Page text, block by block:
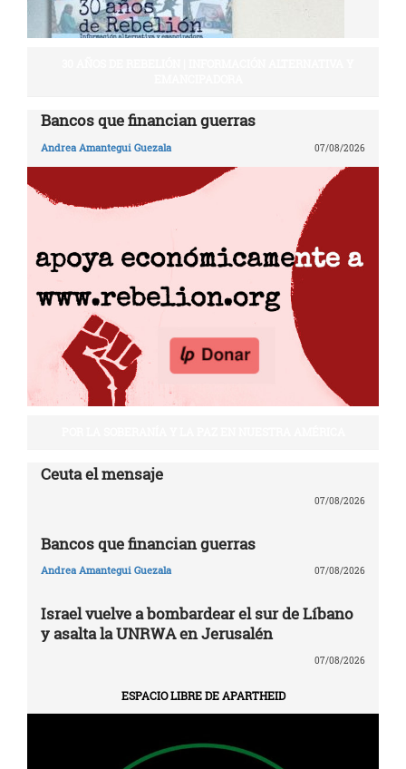
Bancos que financian guerras
Andrea Amantegui Guezala 07/08/2026
Ceuta el mensaje
07/08/2026
Bancos que financian guerras
Andrea Amantegui Guezala 07/08/2026
Israel vuelve a bombardear el sur de Líbano
y asalta la UNRWA en Jerusalén
07/08/2026
ESPACIO LIBRE DE APARTHEID